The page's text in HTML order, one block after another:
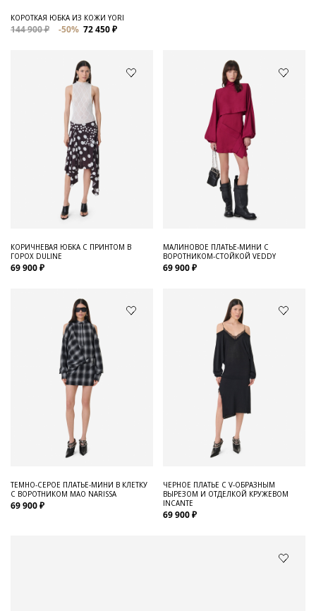
КОРОТКАЯ ЮБКА ИЗ КОЖИ YORI
144 900 ₽ -50% 72 450 ₽
КОРИЧНЕВАЯ ЮБКА С ПРИНТОМ В
ГОРОХ DULINE
69 900 ₽
МАЛИНОВОЕ ПЛАТЬЕ-МИНИ С
ВОРОТНИКОМ-СТОЙКОЙ VEDDY
69 900 ₽
ТЕМНО-СЕРОЕ ПЛАТЬЕ-МИНИ В КЛЕТКУ
С ВОРОТНИКОМ МАО NARISSA
69 900 ₽
ЧЕРНОЕ ПЛАТЬЕ С V-ОБРАЗНЫМ
ВЫРЕЗОМ И ОТДЕЛКОЙ КРУЖЕВОМ
INCANTE
69 900 ₽